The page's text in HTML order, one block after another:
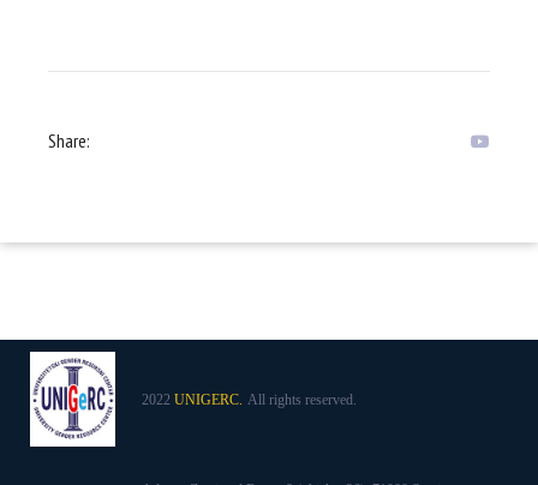
Share:
2022 UNIGERC. All rights reserved.